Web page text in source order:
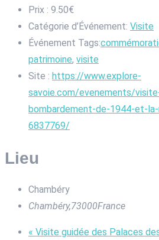
Prix : 9.50€
Catégorie d’Événement: Visite
Événement Tags:
patrimoine, visite
Site : https://www.explore-
savoie.com/evenements/
bombardement-de-1944-et-
6837769/
Lieu
Chambéry
Chambéry,73000France
« Visite guidée des Palaces